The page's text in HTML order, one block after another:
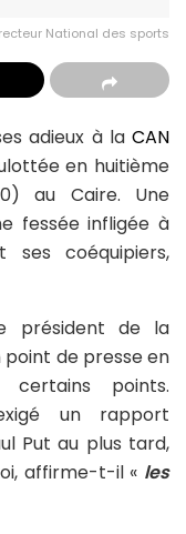
National des sports
adieux à la CAN
en huitième
au Caire. Une
fessée infligée à
ses coéquipiers,
président de la
point de presse en
points.
un rapport
Put au plus tard,
affirme-t-il « les